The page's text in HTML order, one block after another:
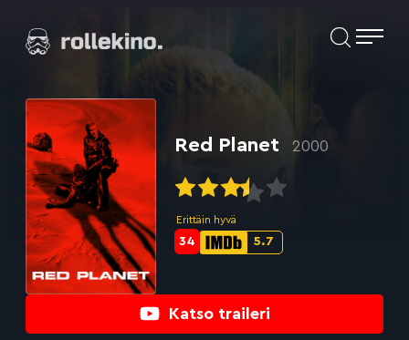
suoraan
Elokuvat ja elokuva-arviot | Rollekino.fi
jälkeen.
Katso traileri
Red Planet 2000
Erittäin hyvä
IMDb-
5.7
Metascore-
34